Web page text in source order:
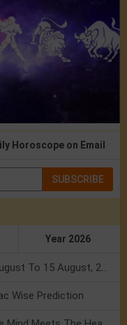
Horoscope on Email
SUBSCRIBE
Year 2026
Wise Prediction